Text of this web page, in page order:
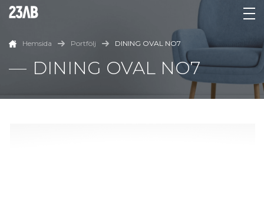
Hemsida Portfölj DINING OVAL NO7
DINING OVAL NO7